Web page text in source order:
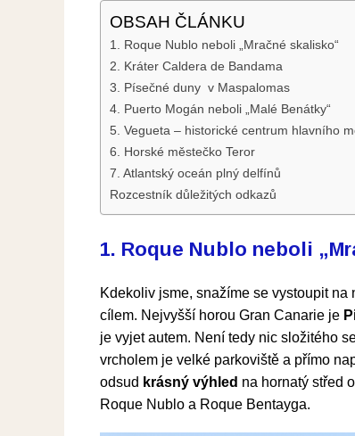
OBSAH ČLÁNKU
1. Roque Nublo neboli „Mračné skalisko“
2. Kráter Caldera de Bandama
3. Písečné duny v Maspalomas
4. Puerto Mogán neboli „Malé Benátky“
5. Vegueta – historické centrum hlavního
6. Horské městečko Teror
7. Atlantský oceán plný delfínů
Rozcestník důležitých odkazů
1. Roque Nublo neboli
Kdekoliv jsme, snažíme se vystoupit
cílem. Nejvyšší horou Gran Canarie je
je vyjet autem. Není tedy nic složitého
vrcholem je velké parkoviště a přímo
odsud krásný výhled na hornatý střed
Roque Nublo a Roque Bentayga.